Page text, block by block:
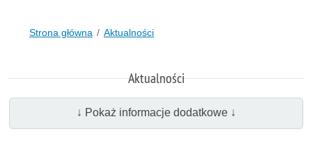
Strona główna Aktualności
Aktualności
↓ Pokaż informacje dodatkowe ↓